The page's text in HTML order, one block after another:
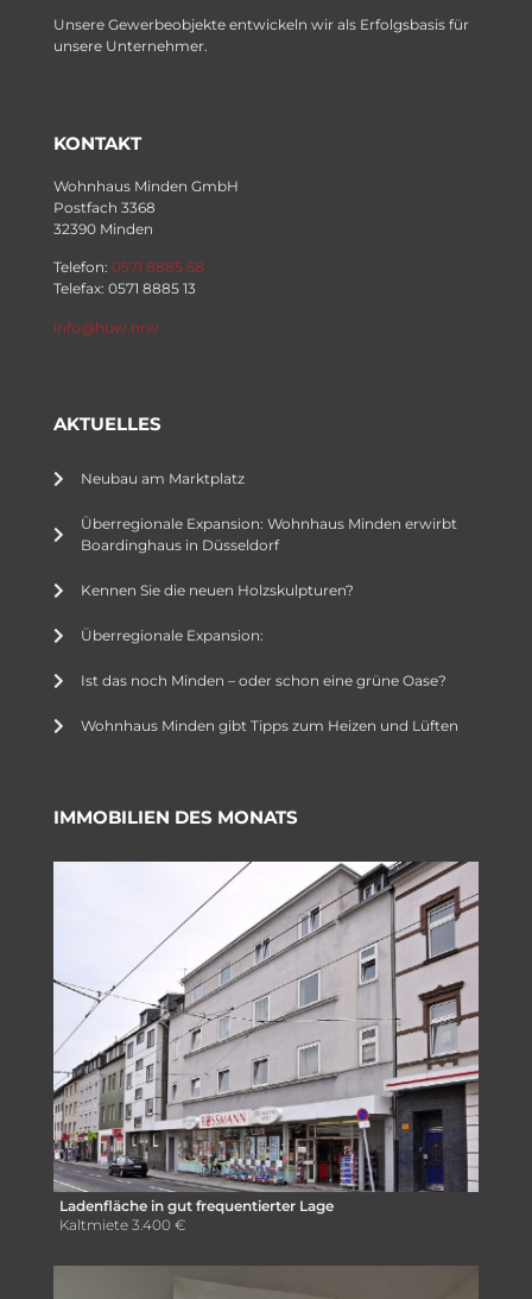
Unsere Gewerbeobjekte entwickeln wir als Erfolgsbasis für
unsere Unternehmer.
KONTAKT
Wohnhaus Minden GmbH
Postfach 3368
32390 Minden
Telefon: 0571 8885 58
Telefax: 0571 8885 13
info@huw.nrw
AKTUELLES
Neubau am Marktplatz
Überregionale Expansion: Wohnhaus Minden erwirbt
Boardinghaus in Düsseldorf
Kennen Sie die neuen Holzskulpturen?
Überregionale Expansion:
Ist das noch Minden – oder schon eine grüne Oase?
Wohnhaus Minden gibt Tipps zum Heizen und Lüften
IMMOBILIEN DES MONATS
Ladenfläche in gut frequentierter Lage
Kaltmiete 3.400 €